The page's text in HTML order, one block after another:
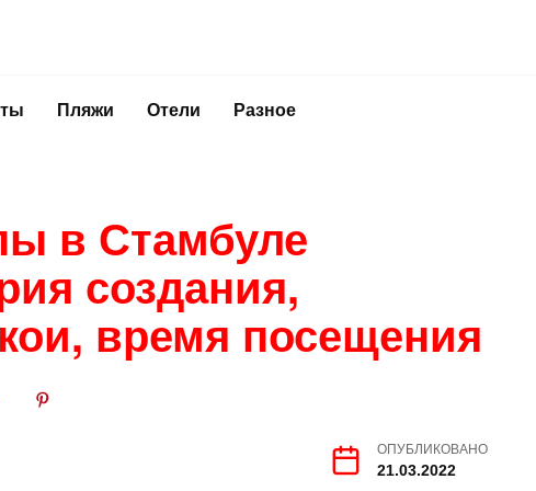
Пляжи Отели Разное
в Стамбуле
создания,
время посещения
ОПУБЛИКОВАНО
21.03.2022